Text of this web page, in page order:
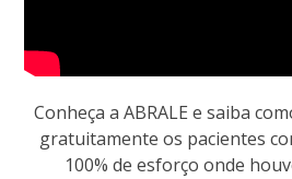
Conheça a ABRALE e saiba
gratuitamente os pacientes
100% de esforço onde